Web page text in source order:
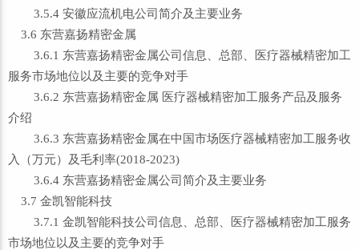
3.5.4 安徽应流机电公司简介及主要业务
3.6 东营嘉扬精密金属
3.6.1 东营嘉扬精密金属公司信息、总部、医疗器械精密加工
服务市场地位以及主要的竞争对手
3.6.2 东营嘉扬精密金属 医疗器械精密加工服务产品及服务
介绍
3.6.3 东营嘉扬精密金属在中国市场医疗器械精密加工服务收
入（万元）及毛利率(2018-2023)
3.6.4 东营嘉扬精密金属公司简介及主要业务
3.7 金凯智能科技
3.7.1 金凯智能科技公司信息、总部、医疗器械精密加工服务
市场地位以及主要的竞争对手